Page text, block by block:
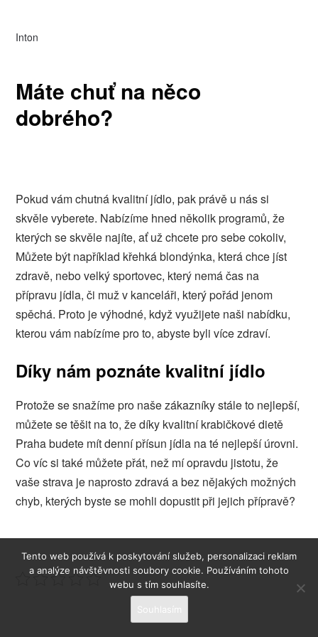
Inton
Máte chuť na něco
dobrého?
Pokud vám chutná kvalitní jídlo, pak právě u nás si
skvěle vyberete. Nabízíme hned několik programů, že
kterých se skvěle najíte, ať už chcete pro sebe cokoliv,
Můžete být například křehká blondýnka, která chce jíst
zdravě, nebo velký sportovec, který nemá čas na
přípravu jídla, či muž v kanceláři, který pořád jenom
spěchá. Proto je výhodné, když využijete naši nabídku,
kterou vám nabízíme pro to, abyste byli více zdraví.
Díky nám poznáte kvalitní jídlo
Protože se snažíme pro naše zákazníky stále to nejlepší,
můžete se těšit na to, že díky kvalitníkrabičkové dietě
Prahabudete mít denní přísun jídla na té nejlepší úrovni.
Co víc si také můžete přát, než mí opravdu jistotu, že
vaše strava je naprosto zdravá a bez nějakých možných
chyb, kterých byste se mohli dopustit při jejich přípravě?
Tento web používá k poskytování služeb, personalizaci reklam
a analýze návštěvnosti soubory cookie. Používáním tohoto
webu s tím souhlasíte.
Souhlasím